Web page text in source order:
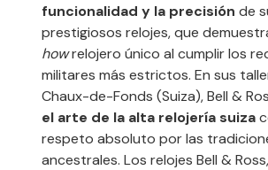
funcionalidad y la precisión de
prestigiosos relojes, que
howrelojero único al cumplir los
militares más estrictos. En sus
Chaux-de-Fonds (Suiza), Bell &
el arte de la alta relojería suiza
respeto absoluto por las
ancestrales. Los relojes Bell & Ross,